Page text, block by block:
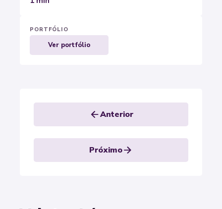
PORTFÓLIO
Ver portfólio
arrow_backAnterior
Próximoarrow_forward